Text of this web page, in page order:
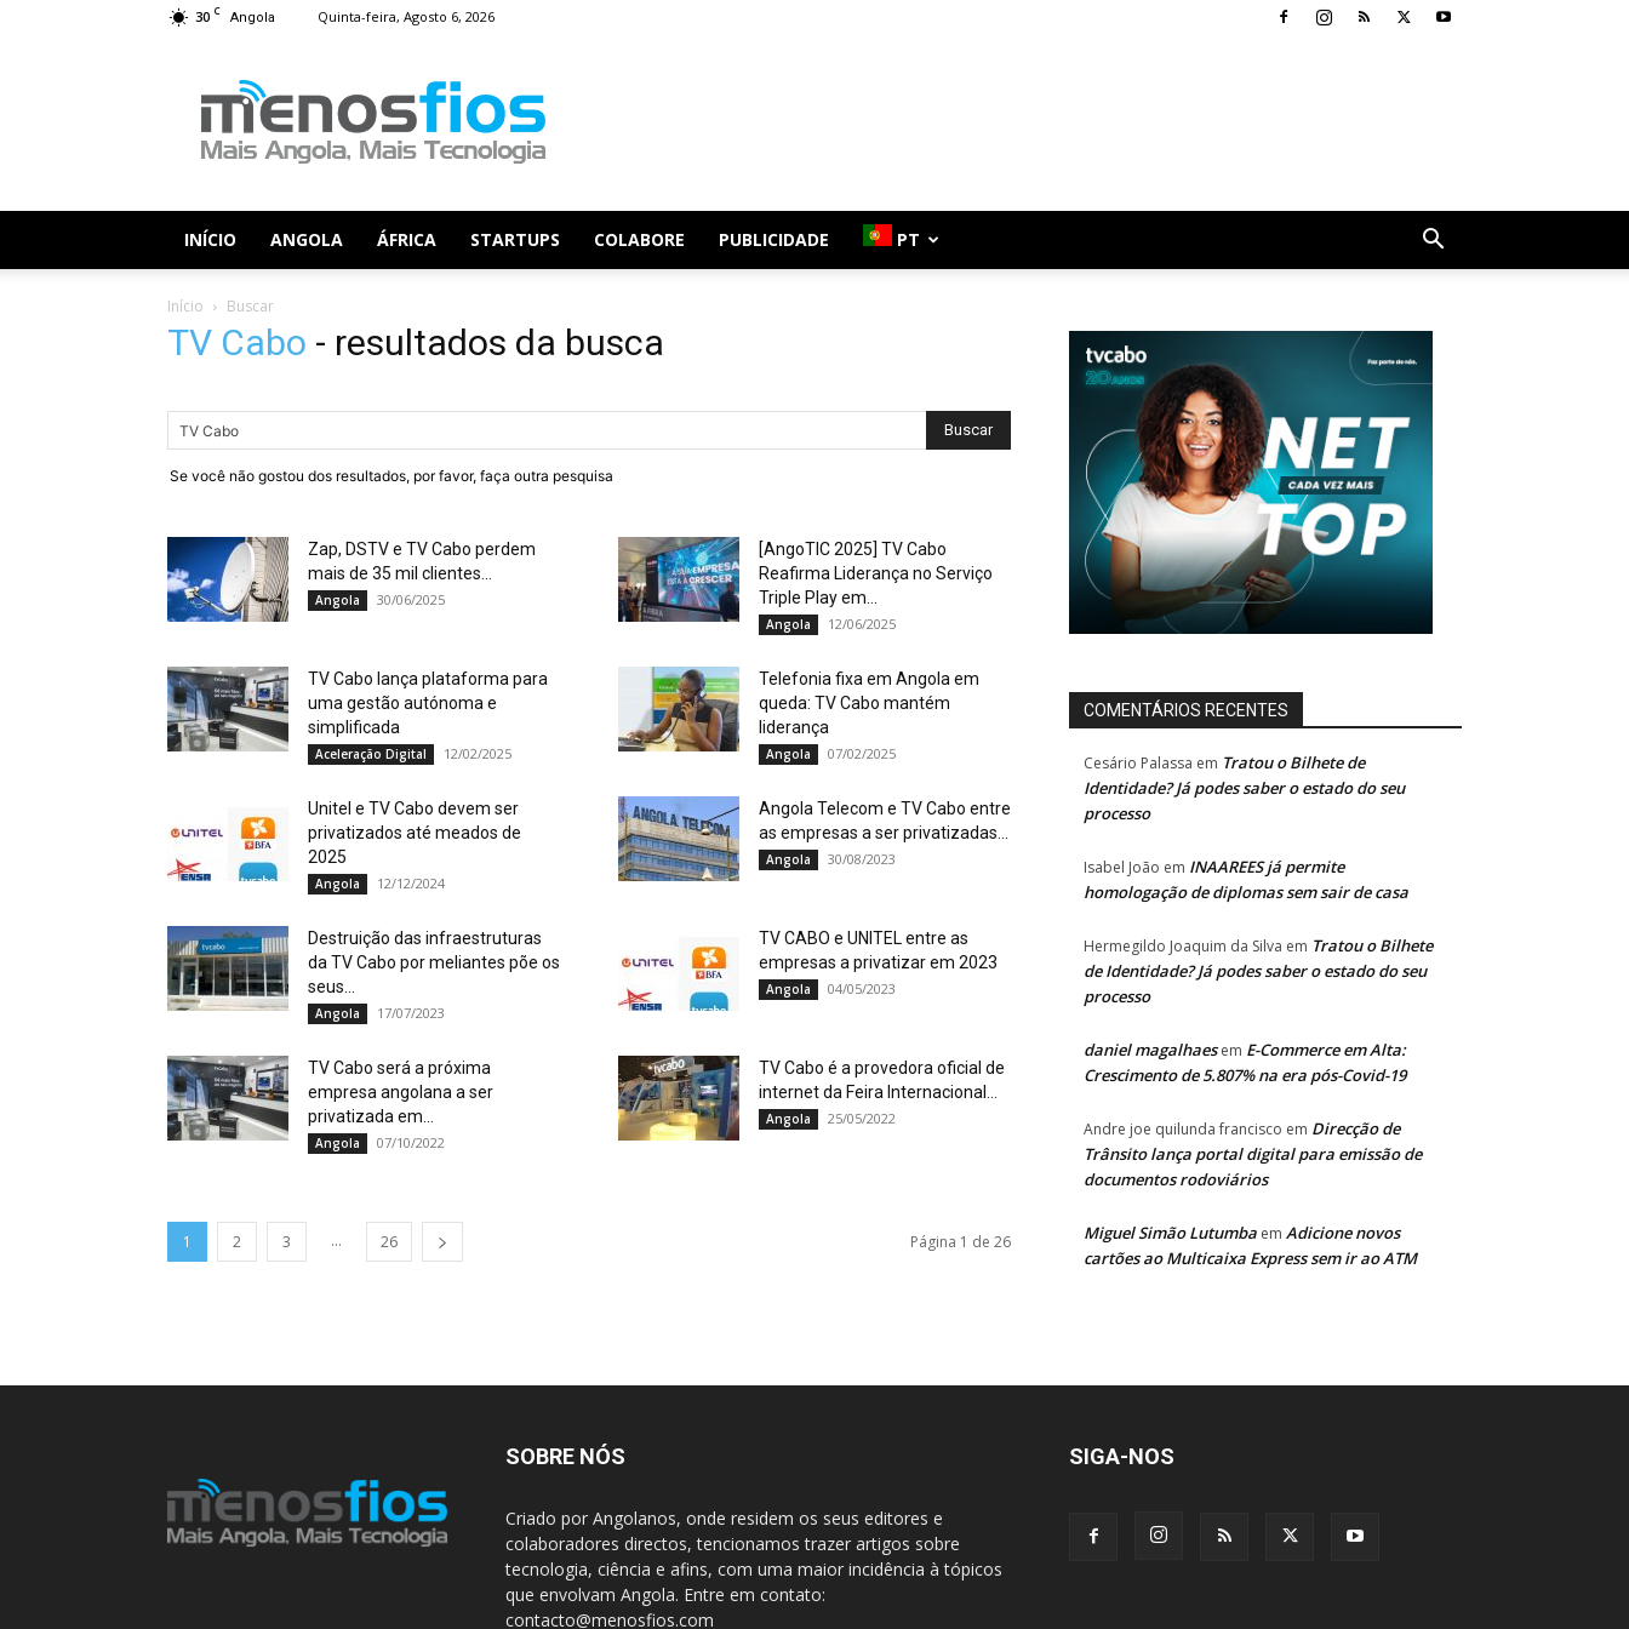
30 C Angola Quinta-feira, Agosto 6, 2026
Fios
INÍCIO ANGOLA ÁFRICA STARTUPS COLABORE PUBLICIDADE PT
Início Buscar
TV Cabo - resultados da busca
Se você não gostou dos resultados, por favor, faça outra pesquisa
Zap, DSTV e TV Cabo perdem
mais de 35 mil clientes...
Angola 30/06/2025
[AngoTIC 2025] TV Cabo
Reafirma Liderança no Serviço
Triple Play em...
Angola 12/06/2025
TV Cabo lança plataforma para
uma gestão autónoma e
simplificada
Aceleração Digital 12/02/2025
Telefonia fixa em Angola em
queda: TV Cabo mantém
liderança
Angola 07/02/2025
Unitel e TV Cabo devem ser
privatizados até meados de
2025
Angola 12/12/2024
Angola Telecom e TV Cabo entre
as empresas a ser privatizadas...
Angola 30/08/2023
Destruição das infraestruturas
da TV Cabo por meliantes põe os
seus...
Angola 17/07/2023
TV CABO e UNITEL entre as
empresas a privatizar em 2023
Angola 04/05/2023
TV Cabo será a próxima
empresa angolana a ser
privatizada em...
Angola 07/10/2022
TV Cabo é a provedora oficial de
internet da Feira Internacional...
Angola 25/05/2022
1 2 3 ... 26 Página 1 de 26
COMENTÁRIOS RECENTES
Cesário Palassa em Tratou o Bilhete de
Identidade? Já podes saber o estado do seu
processo
Isabel João em INAAREES já permite
homologação de diplomas sem sair de casa
Hermegildo Joaquim da Silva em Tratou o Bilhete
de Identidade? Já podes saber o estado do seu
processo
daniel magalhaesem E-Commerce em Alta:
Crescimento de 5.807% na era pós-Covid-19
Andre joe quilunda francisco em Direcção de
Trânsito lança portal digital para emissão de
documentos rodoviários
Miguel Simão Lutumba em Adicione novos
cartões ao Multicaixa Express sem ir ao ATM
SOBRE NÓS
Criado por Angolanos, onde residem os seus editores e
colaboradores directos, tencionamos trazer artigos sobre
tecnologia, ciência e afins, com uma maior incidência à tópicos
que envolvam Angola. Entre em contato:
contacto@menosfios.com
SIGA-NOS